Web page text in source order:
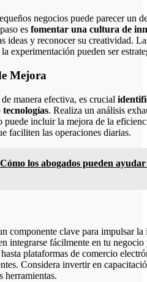
negocios puede parecer un
es fomentar una cultura de
ideas y reconocer su creatividad.
experimentación pueden ser
Mejora
manera efectiva, es crucial
tecnologías. Realiza un análisis
puede incluir la mejora de la
faciliten las operaciones diarias.
Cómo los abogados pueden
componente clave para impulsar
integrarse fácilmente en tu
plataformas de comercio
Considera invertir en
herramientas.